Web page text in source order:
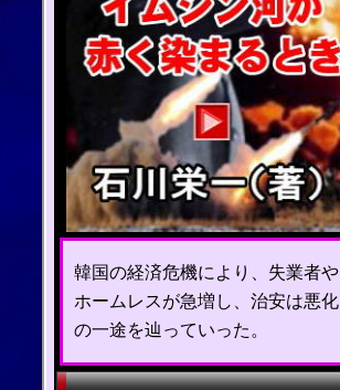
韓国の経済危機により、失業者や
ホームレスが急増し、治安は悪化
の一途を辿っていった。